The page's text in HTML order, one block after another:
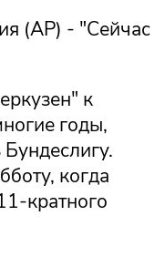
(AP) - "Сейчас
к
годы,
когда
кратного